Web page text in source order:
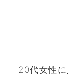
20代女性